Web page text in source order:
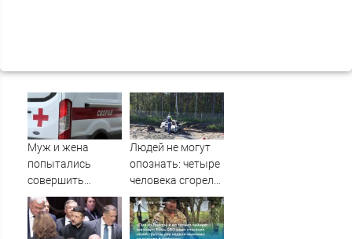
Муж и жена
попытались
совершить
суицид,
предупредив
оперативные
Людей не могут
опознать: четыре
человека сгорели
заживо в
страшном ДТП на
трассе